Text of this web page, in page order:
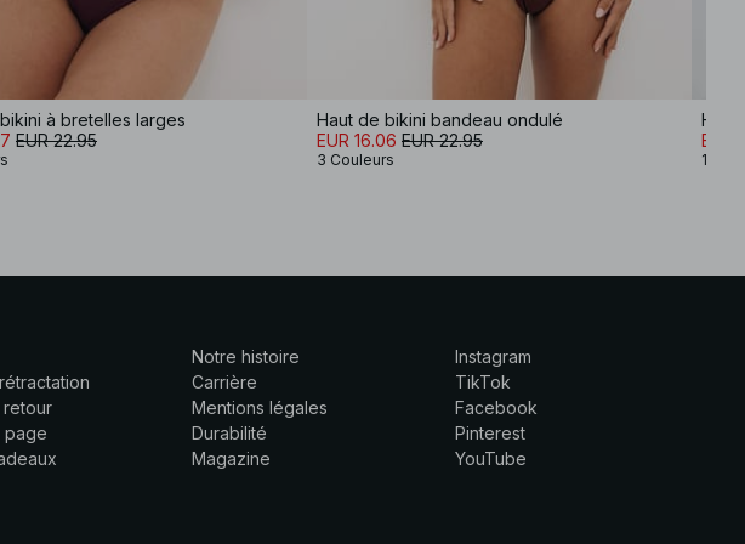
à bretelles larges
EUR 22.95
Haut de bikini bandeau ondulé
EUR 16.06 EUR 22.95
3 Couleurs
Haut
EUR
10
page
Notre histoire
Carrière
Mentions légales
Durabilité
Magazine
Instagram
TikTok
Facebook
Pinterest
YouTube